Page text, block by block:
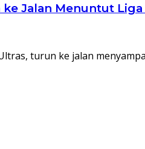
Jalan Menuntut
turun ke jalan